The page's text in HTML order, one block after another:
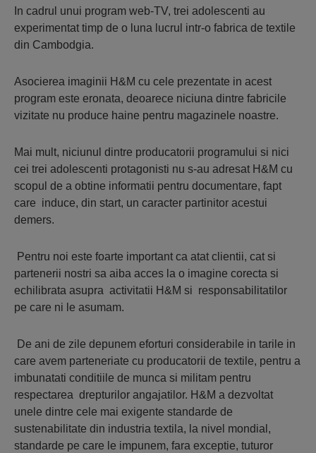
In cadrul unui program web-TV, trei adolescenti au
experimentat timp de o luna lucrul intr-o fabrica de textile
din Cambodgia.
Asocierea imaginii H&M cu cele prezentate in acest
program este eronata, deoarece niciuna dintre fabricile
vizitate nu produce haine pentru magazinele noastre.
Mai mult, niciunul dintre producatorii programului si nici
cei trei adolescenti protagonisti nu s-au adresat H&M cu
scopul de a obtine informatii pentru documentare, fapt
care induce, din start, un caracter partinitor acestui
demers.
Pentru noi este foarte important ca atat clientii, cat si
partenerii nostri sa aiba acces la o imagine corecta si
echilibrata asupra activitatii H&M si responsabilitatilor
pe care ni le asumam.
De ani de zile depunem eforturi considerabile in tarile in
care avem parteneriate cu producatorii de textile, pentru a
imbunatati conditiile de munca si militam pentru
respectarea drepturilor angajatilor. H&M a dezvoltat
unele dintre cele mai exigente standarde de
sustenabilitate din industria textila, la nivel mondial,
standarde pe care le impunem, fara exceptie, tuturor